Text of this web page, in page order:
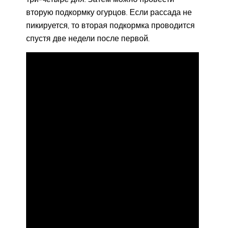
вторую подкормку огурцов. Если рассада не
пикируется, то вторая подкормка проводится
спустя две недели после первой.